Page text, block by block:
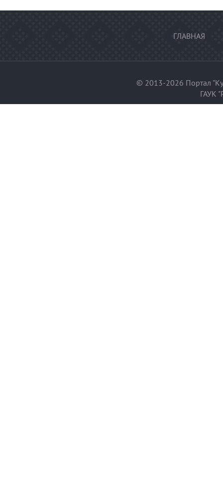
ГЛАВНАЯ
© 2013-2026 Портал
ГАУК